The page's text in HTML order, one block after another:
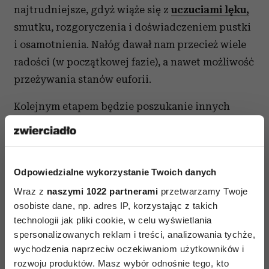
Odpowiedzialne wykorzystanie Twoich danych
Wraz z naszymi 1022 partnerami przetwarzamy Twoje
osobiste dane, np. adres IP, korzystając z takich
technologii jak pliki cookie, w celu wyświetlania
spersonalizowanych reklam i treści, analizowania tychże,
wychodzenia naprzeciw oczekiwaniom użytkowników i
rozwoju produktów. Masz wybór odnośnie tego, kto
najtrudniejsze, gdyż wiąże się z uczuciami lęku,
smutku, rozgoryczenia i doświadczeniem pustki
i osamotnienia. Nałóg dawał nam przecież wiele
radości (w początkowej fazie), a nawet możliwość
przeżywania stanów euforii.
Kolejnym etapem będzie poszukanie innych
uzależniających zachowań poza związkiem (np.
samym początku procesu warto poszukać
profesjonalnej pomocy i poddać się
psychoterapii. Tylko w ten sposób możemy
zmierzyć się, przepracować i wyzwolić się
z wpływu trudnych doświadczeń z okresu
dzieciństwa.